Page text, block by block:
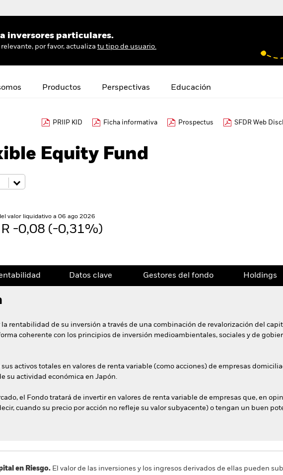
inversores particulares.
por favor, actualiza tu tipo de usuario.
Productos Perspectivas Educación
PRIIP KID Ficha informativa Prospectus SFDR Web
Equity Fund
valor liquidativo a 06 ago 2026
-0,08 (-0,31%)
Datos clave Gestores del fondo Holdings
rentabilidad de su inversión a través de una combinación de revalorización del
coherente con los principios de inversión medioambientales, sociales y de
activos totales en valores de renta variable (como acciones) de empresas
su actividad económica en Japón.
el Fondo tratará de invertir en valores de renta variable de empresas que, en
cuando su precio por acción no refleje su valor subyacente) o tengan un buen
en Riesgo. El valor de las inversiones y los ingresos derivados de ellas pueden